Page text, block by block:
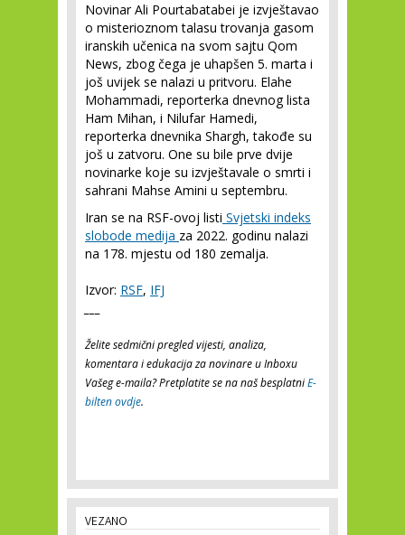
Novinar Ali Pourtabatabei je izvještavao
o misterioznom talasu trovanja gasom
iranskih učenica na svom sajtu Qom
News, zbog čega je uhapšen 5. marta i
još uvijek se nalazi u pritvoru. Elahe
Mohammadi, reporterka dnevnog lista
Ham Mihan, i Nilufar Hamedi,
reporterka dnevnika Shargh, takođe su
još u zatvoru. One su bile prve dvije
novinarke koje su izvještavale o smrti i
sahrani Mahse Amini u septembru.
Iran se na RSF-ovoj listi Svjetski indeks
slobode medija za 2022. godinu nalazi
na 178. mjestu od 180 zemalja.
Izvor: RSF, IFJ
Želite sedmični pregled vijesti, analiza,
komentara i edukacija za novinare u Inboxu
Vašeg e-maila? Pretplatite se na naš besplatniE-
bilten ovdje.
VEZANO